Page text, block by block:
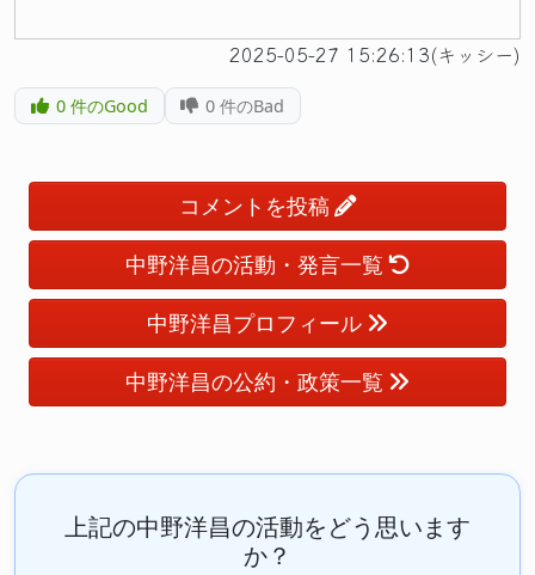
2025-05-27 15:26:13(キッシー)
0件のGood 0 件のBad
コメントを投稿
中野洋昌の活動・発言一覧
中野洋昌プロフィール
中野洋昌の公約・政策一覧
上記の中野洋昌の活動をどう思います
か？